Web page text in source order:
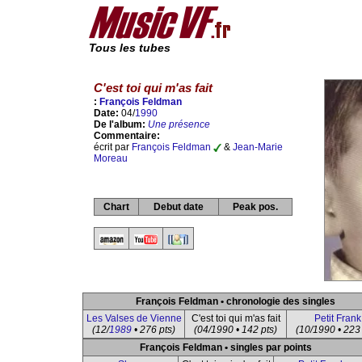
Tous les tubes
C'est toi qui m'as fait
: François Feldman
Date: 04/1990
De l'album: Une présence
Commentaire:
écrit par François Feldman & Jean-Marie
Moreau
Chart Debut date Peak pos.
François Feldman • chronologie des singles
Les Valses de Vienne
(12/1989 • 276 pts)
C'est toi qui m'as fait
(04/1990 • 142 pts)
Petit Frank
(10/1990 •
François Feldman • singles par points